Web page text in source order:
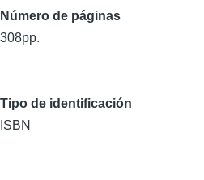
Número de páginas
308pp.
Tipo de identificación
ISBN